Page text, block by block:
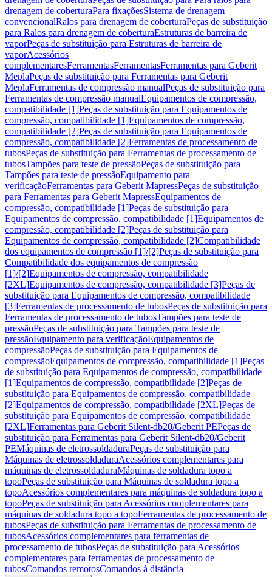
drenagem de coberturaPara fixaçõesSistema de drenagem
convencionalRalos para drenagem de coberturaPeças de substituição
para Ralos para drenagem de coberturaEstruturas de barreira de
vaporPeças de substituição para Estruturas de barreira de
vaporAcessórios
complementaresFerramentasFerramentasFerramentas para Geberit
MeplaPeças de substituição para Ferramentas para Geberit
MeplaFerramentas de compressão manualPeças de substituição para
Ferramentas de compressão manualEquipamentos de compressão,
compatibilidade [1]Peças de substituição para Equipamentos de
compressão, compatibilidade [1]Equipamentos de compressão,
compatibilidade [2]Peças de substituição para Equipamentos de
compressão, compatibilidade [2]Ferramentas de processamento de
tubosPeças de substituição para Ferramentas de processamento de
tubosTampões para teste de pressãoPeças de substituição para
Tampões para teste de pressãoEquipamento para
verificaçãoFerramentas para Geberit MapressPeças de substituição
para Ferramentas para Geberit MapressEquipamentos de
compressão, compatibilidade [1]Peças de substituição para
Equipamentos de compressão, compatibilidade [1]Equipamentos de
compressão, compatibilidade [2]Peças de substituição para
Equipamentos de compressão, compatibilidade [2]Compatibilidade
dos equipamentos de compressão [1]/[2]Peças de substituição para
Compatibilidade dos equipamentos de compressão
[1]/[2]Equipamentos de compressão, compatibilidade
[2XL]Equipamentos de compressão, compatibilidade [3]Peças de
substituição para Equipamentos de compressão, compatibilidade
[3]Ferramentas de processamento de tubosPeças de substituição para
Ferramentas de processamento de tubosTampões para teste de
pressãoPeças de substituição para Tampões para teste de
pressãoEquipamento para verificaçãoEquipamentos de
compressãoPeças de substituição para Equipamentos de
compressãoEquipamentos de compressão, compatibilidade [1]Peças
de substituição para Equipamentos de compressão, compatibilidade
[1]Equipamentos de compressão, compatibilidade [2]Peças de
substituição para Equipamentos de compressão, compatibilidade
[2]Equipamentos de compressão, compatibilidade [2XL]Peças de
substituição para Equipamentos de compressão, compatibilidade
[2XL]Ferramentas para Geberit Silent-db20/Geberit PEPeças de
substituição para Ferramentas para Geberit Silent-db20/Geberit
PEMáquinas de eletrossoldaduraPeças de substituição para
Máquinas de eletrossoldaduraAcessórios complementares para
máquinas de eletrossoldaduraMáquinas de soldadura topo a
topoPeças de substituição para Máquinas de soldadura topo a
topoAcessórios complementares para máquinas de soldadura topo a
topoPeças de substituição para Acessórios complementares para
máquinas de soldadura topo a topoFerramentas de processamento de
tubosPeças de substituição para Ferramentas de processamento de
tubosAcessórios complementares para ferramentas de
processamento de tubosPeças de substituição para Acessórios
complementares para ferramentas de processamento de
tubosComandos remotosComandos à distância